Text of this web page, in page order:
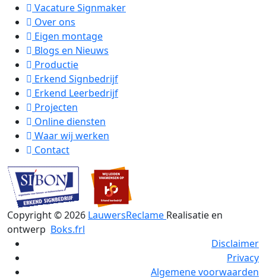
Vacature Signmaker
Over ons
Eigen montage
Blogs en Nieuws
Productie
Erkend Signbedrijf
Erkend Leerbedrijf
Projecten
Online diensten
Waar wij werken
Contact
Copyright ©2026 LauwersReclame Realisatie en
ontwerp Boks.frl
Disclaimer
Privacy
Algemene voorwaarden